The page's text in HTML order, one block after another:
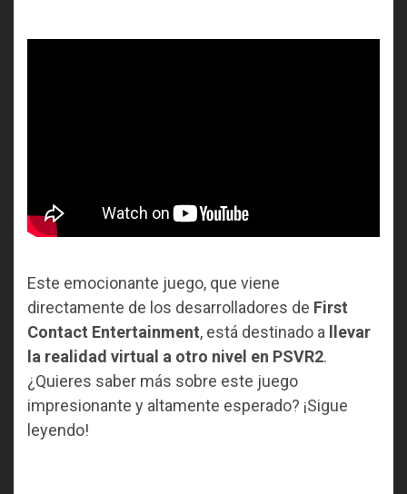
Este emocionante juego, que viene
directamente de los desarrolladores de First
Contact Entertainment, está destinado a
llevar
la realidad virtual a otro nivel en PSVR2.
¿Quieres saber más sobre este juego
impresionante y altamente esperado? ¡Sigue
leyendo!